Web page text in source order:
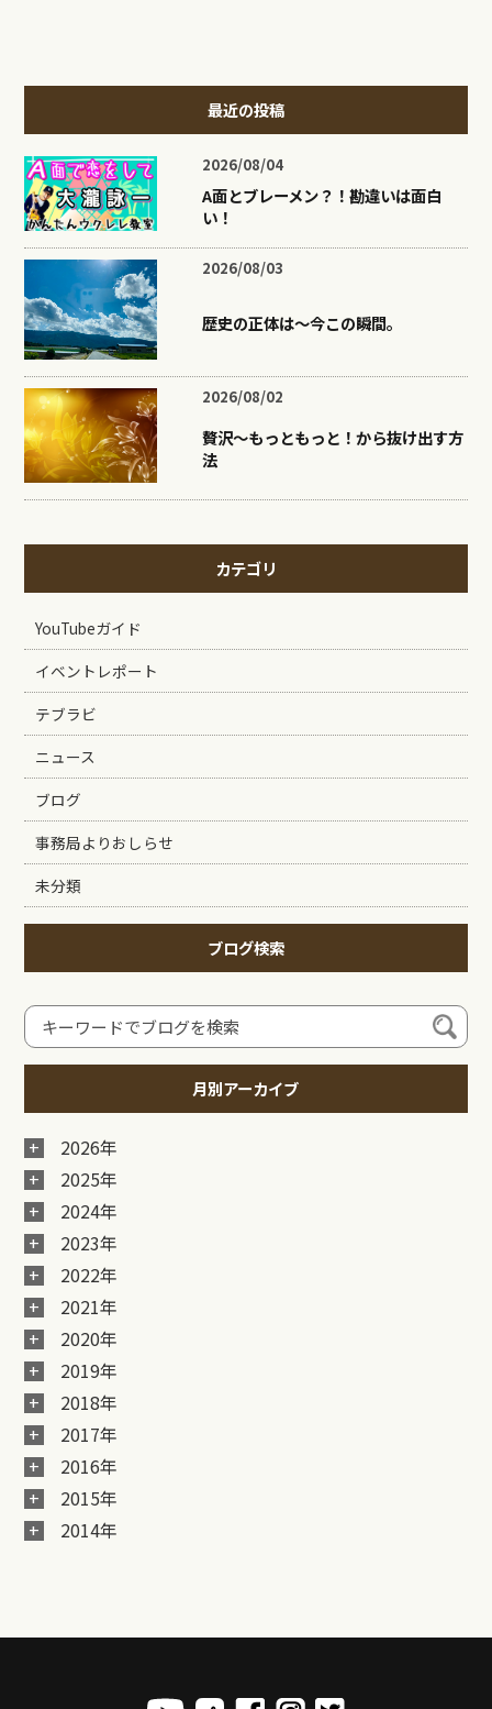
最近の投稿
2026/08/04
A面とブレーメン？！勘違いは面白
い！
2026/08/03
歴史の正体は〜今この瞬間。
2026/08/02
贅沢〜もっともっと！から抜け出す方
法
カテゴリ
YouTubeガイド
イベントレポート
テブラビ
ニュース
ブログ
事務局よりおしらせ
未分類
ブログ検索
月別アーカイブ
2026年
2025年
2024年
2023年
2022年
2021年
2020年
2019年
2018年
2017年
2016年
2015年
2014年